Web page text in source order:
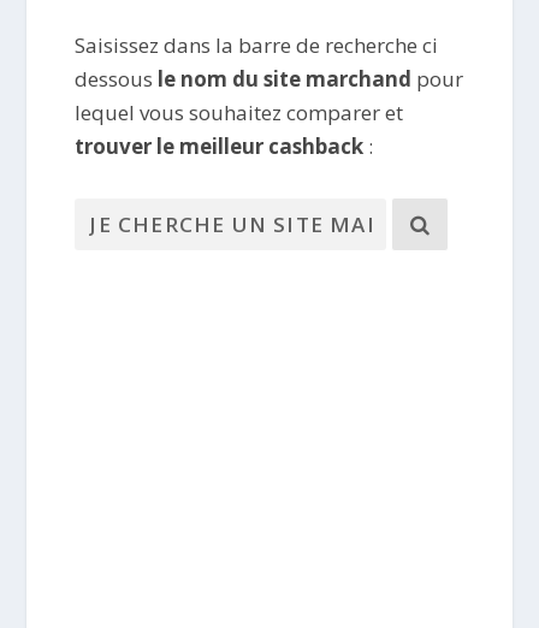
Saisissez dans la barre de recherche ci
dessous le nom du site marchand pour
lequel vous souhaitez comparer et
trouver le meilleur cashback :